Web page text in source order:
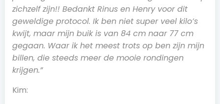
zichzelf zijn!! Bedankt Rinus en Henry voor dit
geweldige protocol. Ik ben niet super veel kilo’s
kwijt, maar mijn buik is van 84 cm naar 77 cm
gegaan. Waar ik het meest trots op ben zijn mijn
billen, die steeds meer de mooie rondingen
krijgen.”
Kim: